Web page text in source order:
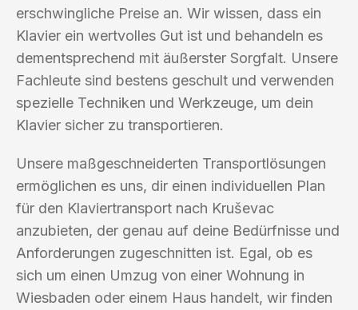
erschwingliche Preise an. Wir wissen, dass ein
Klavier ein wertvolles Gut ist und behandeln es
dementsprechend mit äußerster Sorgfalt. Unsere
Fachleute sind bestens geschult und verwenden
spezielle Techniken und Werkzeuge, um dein
Klavier sicher zu transportieren.
Unsere maßgeschneiderten Transportlösungen
ermöglichen es uns, dir einen individuellen Plan
für den Klaviertransport nach Kruševac
anzubieten, der genau auf deine Bedürfnisse und
Anforderungen zugeschnitten ist. Egal, ob es
sich um einen Umzug von einer Wohnung in
Wiesbaden oder einem Haus handelt, wir finden